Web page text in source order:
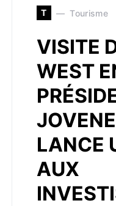
T Tourisme
VISITE
WEST
LANCE
AUX